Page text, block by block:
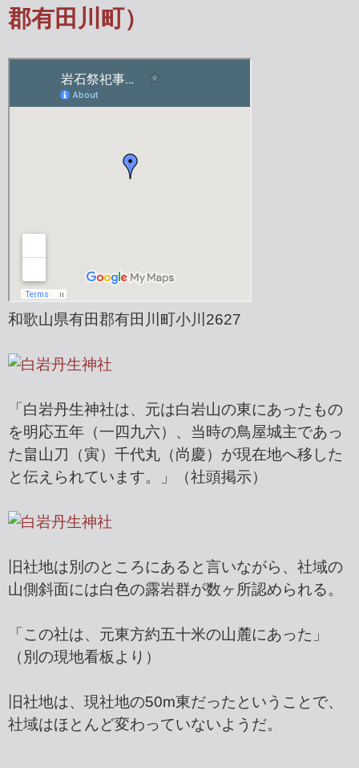
郡有田川町）
和歌山県有田郡有田川町小川2627
「白岩丹生神社は、元は白岩山の東にあったもの
を明応五年（一四九六）、当時の鳥屋城主であっ
た畠山刀（寅）千代丸（尚慶）が現在地へ移した
と伝えられています。」（社頭掲示）
旧社地は別のところにあると言いながら、社域の
山側斜面には白色の露岩群が数ヶ所認められる。
「この社は、元東方約五十米の山麓にあった」
（別の現地看板より）
旧社地は、現社地の50m東だったということで、
社域はほとんど変わっていないようだ。